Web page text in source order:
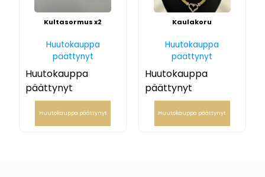
Kultasormus x2
Huutokauppa
päättynyt
Huutokauppa
päättynyt
Huutokauppa päättynyt
Kaulakoru
Huutokauppa
päättynyt
Huutokauppa
päättynyt
Huutokauppa päättynyt